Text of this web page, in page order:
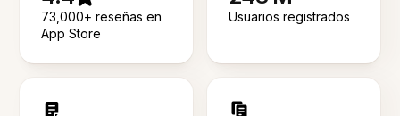
73,000+ reseñas en
App Store
Usuarios registrados